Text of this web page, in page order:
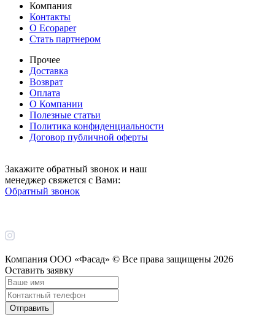
Компания
Контакты
О Ecopaper
Стать партнером
Прочее
Доставка
Возврат
Оплата
О Компании
Полезные статьи
Политика конфиденциальности
Договор публичной оферты
Закажите обратный звонок и наш
менеджер свяжется с Вами:
Обратный звонок
Компания ООО «Фасад» © Все права защищены 2026
Оставить заявку
Отправить